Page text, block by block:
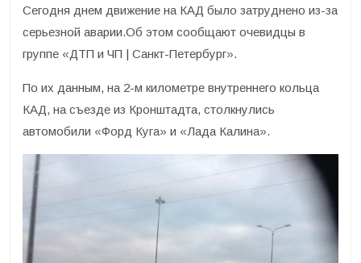
Сегодня днем движение на КАД было затруднено из-за
серьезной аварии.Об этом сообщают очевидцы в
группе «ДТП и ЧП | Санкт-Петербург».
По их данным, на 2-м километре внутреннего кольца
КАД, на съезде из Кронштадта, столкнулись
автомобили «Форд Куга» и «Лада Калина».